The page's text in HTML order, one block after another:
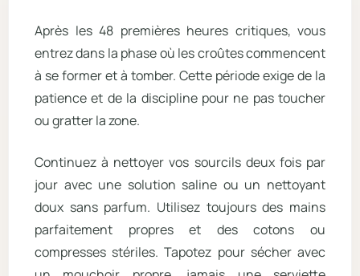
Après les 48 premières heures critiques, vous
entrez dans la phase où les croûtes commencent
à se former et à tomber. Cette période exige de la
patience et de la discipline pour ne pas toucher
ou gratter la zone.
Continuez à nettoyer vos sourcils deux fois par
jour avec une solution saline ou un nettoyant
doux sans parfum. Utilisez toujours des mains
parfaitement propres et des cotons ou
compresses stériles. Tapotez pour sécher avec